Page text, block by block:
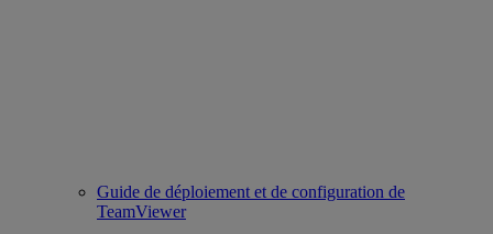
Guide de déploiement et de configuration de
TeamViewer